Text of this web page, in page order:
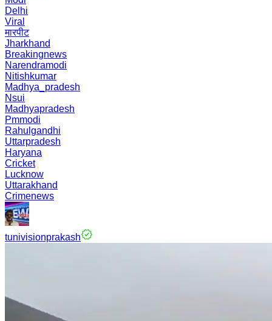
Delhi
Viral
मारपीट
Jharkhand
Breakingnews
Narendramodi
Nitishkumar
Madhya_pradesh
Nsui
Madhyapradesh
Pmmodi
Rahulgandhi
Uttarpradesh
Haryana
Cricket
Lucknow
Uttarakhand
Crimenews
tunivisionprakash